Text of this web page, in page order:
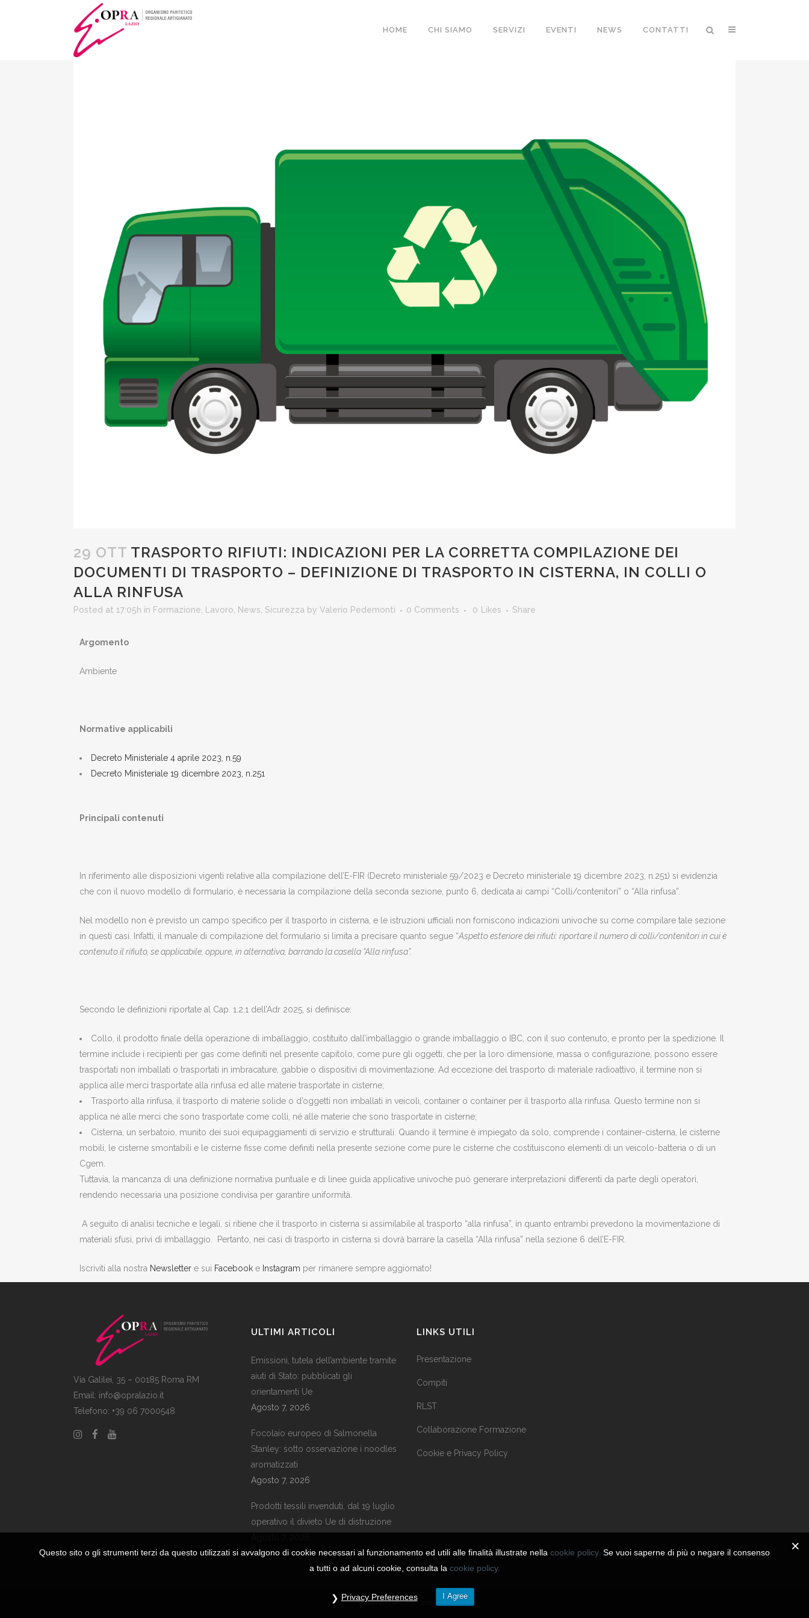
HOME CHI SIAMO SERVIZI EVENTI NEWS CONTATTI
TRASPORTO – DEFINIZIONE DI TRASPORTO IN
CISTERNA, IN COLLI O ALLA RINFUSA
29 OTT TRASPORTO RIFIUTI: INDICAZIONI PER LA CORRETTA COMPILAZIONE DEI
DOCUMENTI DI TRASPORTO – DEFINIZIONE DI TRASPORTO IN CISTERNA, IN COLLI O
ALLA RINFUSA
Posted at 17:05h in Formazione Lavoro News Sicurezza by Valerio Pedemonti 0 Comments 0 Likes Share
Argomento
Ambiente
Normative applicabili
Decreto Ministeriale 4 aprile 2023, n.59
Decreto Ministeriale 19 dicembre 2023, n.251
Principali contenuti
In riferimento alle disposizioni vigenti relative alla compilazione dell’E-FIR (Decreto ministeriale 59/2023 e Decreto ministeriale 19 dicembre 2023, n.251) si evidenzia
che con il nuovo modello di formulario, è necessaria la compilazione della seconda sezione, punto 6, dedicata ai campi “Colli/contenitori” o “Alla rinfusa”.
Nel modello non è previsto un campo specifico per il trasporto in cisterna, e le istruzioni ufficiali non forniscono indicazioni univoche su come compilare tale sezione
in questi casi. Infatti, il manuale di compilazione del formulario si limita a precisare quanto segue “Aspetto esteriore dei rifiuti: riportare il numero di colli/contenitori in cui è
contenuto il rifiuto, se applicabile, oppure, in alternativa, barrando la casella “Alla rinfusa”.
Secondo le definizioni riportate al Cap. 1.2.1 dell’Adr 2025, si definisce:
Collo, il prodotto finale della operazione di imballaggio, costituito dall’imballaggio o grande imballaggio o IBC, con il suo contenuto, e pronto per la spedizione. Il
termine include i recipienti per gas come definiti nel presente capitolo, come pure gli oggetti, che per la loro dimensione, massa o configurazione, possono essere
trasportati non imballati o trasportati in imbracature, gabbie o dispositivi di movimentazione. Ad eccezione del trasporto di materiale radioattivo, il termine non si
applica alle merci trasportate alla rinfusa ed alle materie trasportate in cisterne;
Trasporto alla rinfusa, il trasporto di materie solide o d’oggetti non imballati in veicoli, container o container per il trasporto alla rinfusa. Questo termine non si
applica né alle merci che sono trasportate come colli, né alle materie che sono trasportate in cisterne;
Cisterna, un serbatoio, munito dei suoi equipaggiamenti di servizio e strutturali. Quando il termine è impiegato da solo, comprende i container-cisterna, le cisterne
mobili, le cisterne smontabili e le cisterne fisse come definiti nella presente sezione come pure le cisterne che costituiscono elementi di un veicolo-batteria o di un
Cgem.
Tuttavia, la mancanza di una definizione normativa puntuale e di linee guida applicative univoche può generare interpretazioni differenti da parte degli operatori,
rendendo necessaria una posizione condivisa per garantire uniformità.
A seguito di analisi tecniche e legali, si ritiene che il trasporto in cisterna si assimilabile al trasporto “alla rinfusa”, in quanto entrambi prevedono la movimentazione di
materiali sfusi, privi di imballaggio. Pertanto, nei casi di trasporto in cisterna si dovrà barrare la casella “Alla rinfusa” nella sezione 6 dell’E-FIR.
Iscriviti alla nostra Newsletter e sui Facebook e Instagram per rimanere sempre aggiornato!
Via Galilei, 35 – 00185 Roma RM
Email: info@opralazio.it
Telefono: +39 06 7000548
ULTIMI ARTICOLI
Emissioni, tutela dell’ambiente tramite
aiuti di Stato: pubblicati gli
orientamenti Ue
Agosto 7, 2026
Focolaio europeo di Salmonella
Stanley: sotto osservazione i noodles
aromatizzati
Agosto 7, 2026
Prodotti tessili invenduti, dal 19 luglio
operativo il divieto Ue di distruzione
LINKS UTILI
Presentazione
Compiti
RLST
Collaborazione Formazione
Cookie e Privacy Policy
Copyright © 2018 OpraLazio
Questo sito o gli strumenti terzi da questo utilizzati si avvalgono di cookie necessari al funzionamento ed utili alle finalità illustrate nella cookie policy. Se vuoi saperne di più o negare il consenso
a tutti o ad alcuni cookie, consulta la cookie policy.
Privacy Preferences I Agree